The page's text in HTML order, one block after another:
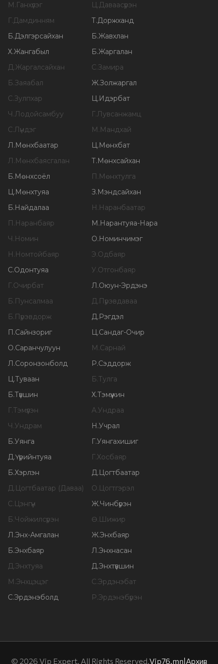
М.Ганхүлэг Ц.Даваасүрэн
Г.Дамдинням Т.Доржханд
Б.Дэлгэрсайхан Б.Жавхлан
Х.Жангабыл Б.Жаргалан
Д.Жаргалсайхан С.Замира
Б.Заяабал Ж.Золжаргал
С.Зулпхар Ц.Идэрбат
Ч.Лодойсамбуу Г.Лувсанжамц
С.Лүндэг М.Мандхай
Л.Мөнхбаатар Ц.Мөнхбат
Л.Мөнхбаясгалан Т.Мөнхсайхан
Б.Мөнхсоёл П.Мөнхтулга
Ц.Мөнхтуяа З.Мэндсайхан
Б.Найдалаа Н.Наранбаатар
П.Наранбаяр М.Нарантуяа-Нара
Ч.Номин О.Номинчимэг
Н.Номтойбаяр Э.Одбаяр
С.Одонтуяа У.Отгонбаяр
Г.Очирбат Л.Оюун-Эрдэнэ
Б.Пунсалмаа Д.Пүрэвдаваа
Б.Пүрэвдорж Д.Рэгдэл
П.Сайнзориг Ц.Сандаг-Очир
О.Саранчулуун М.Сарнай
Л.Соронзонболд Р.Сэддорж
Ц.Туваан Б.Тулга
Б.Түвшин Х.Тэмүүжин
Г.Тэмүүлэн А.Ундраа
Ч.Ундрам Н.Учрал
Б.Уянга Г.Уянгахишиг
Д.Үүрийнтуяа Г.Хосбаяр
Б.Хэрлэн Д.Цогтбаатар
Д.Цогтбаатар (Даваа) О.Цогтгэрэл
С.Цэнгүүн Ж.Чинбүрэн
Б.Чойжилсүрэн Ө.Шижир
Л.Энх-Амгалан Ж.Энхбаяр
Б.Энхбаяр Л.Энхнасан
Д.Энхтуяа Д.Энхтүвшин
М.Энхцэцэг С.Эрдэнэбат
С.Эрдэнэболд Р.Эрдэнэбүрэн
© 2026 Vip Expert. All Rights Reserved.Vip76.mn|Архив